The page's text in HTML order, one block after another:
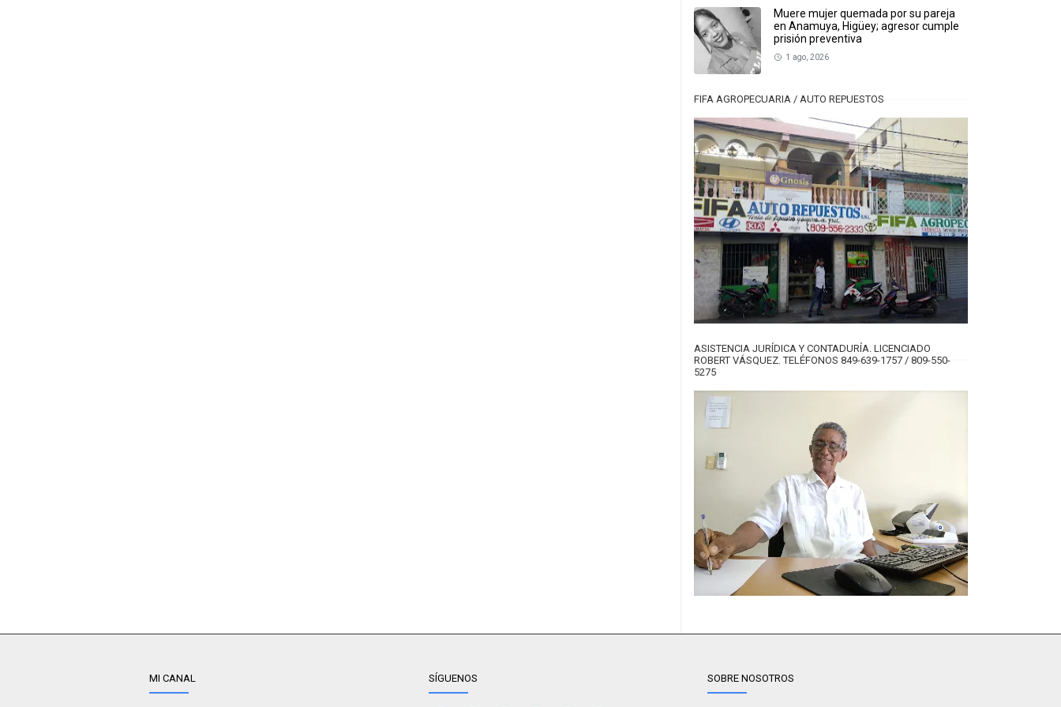
Muere mujer quemada por su pareja
en Anamuya, Higüey; agresor cumple
prisión preventiva
1 ago, 2026
FIFA AGROPECUARIA / AUTO REPUESTOS
ASISTENCIA JURÍDICA Y CONTADURÍA. LICENCIADO
ROBERT VÁSQUEZ. TELÉFONOS 849-639-1757 / 809-550-
5275
MI CANAL SÍGUENOS SOBRE NOSOTROS